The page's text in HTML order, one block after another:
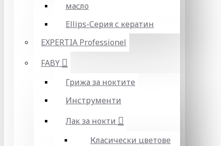
масло
Ellips-Серия с кератин
EXPERTIA Professionel
FABY
Грижа за ноктите
Инструменти
Лак за нокти
Класически цветове